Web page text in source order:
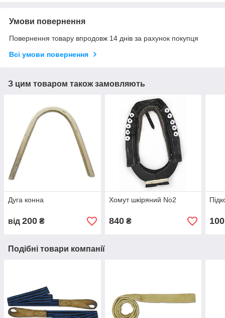
Умови повернення
Повернення товару впродовж 14 днів за рахунок покупця
Всі умови повернення
З цим товаром також замовляють
Дуга конна
від 200 ₴
Хомут шкіряний No2
840₴ 100
Подібні товари компанії